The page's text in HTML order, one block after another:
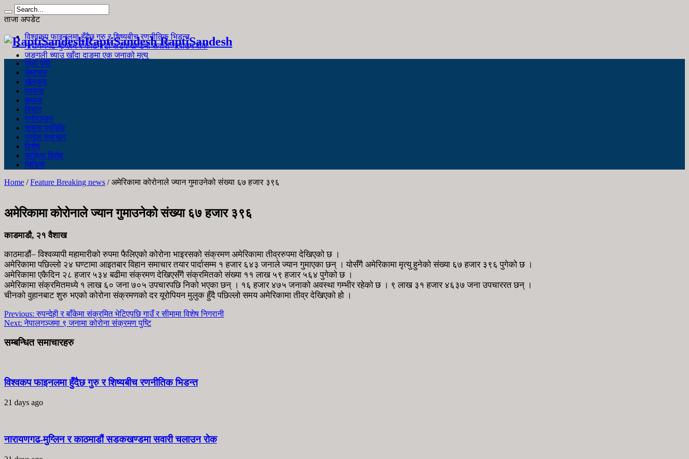
ताजा अपडेट
विश्वकप फाइनलमा हुँदैछ गुरु र शिष्यबीच रणनीतिक भिडन्त
नारायणगढ-मुग्लिन र काठमाडौं सडकखण्डमा सवारी चलाउन रोक
जङ्गली च्याउ खाँदा दाङमा एक जनाको मृत्यु
RaptiSandesh RaptiSandesh
मुख्य पृष्ठ
समाचार
खेलकुद
प्रवास
समाज
विचार
मनोरञ्जन
सूचना प्रविधि
प्रदेश समाचार
विशेष
साहित्य विशेष
भिडियो
Home /Feature Breaking news /अमेरिकामा कोरोनाले ज्यान गुमाउनेको संख्या ६७ हजार ३९६
अमेरिकामा कोरोनाले ज्यान गुमाउनेको संख्या ६७ हजार ३९६
काडमाडाै, २१ वैशाख
काठमाडौं– विश्वव्यापी महामारीको रुपमा फैलिएको कोरोना भाइरसको संक्रमण अमेरिकामा तीव्ररुपमा देखिएको छ ।
अमेरिकामा पछिल्लो २४ घण्टामा आइतबार विहान समाचार तयार पार्दासम्म १ हजार ६४३ जनाले ज्यान गुमाएका छन् । योसँगै अमेरिकामा मृत्यु हुनेको संख्या ६७ हजार ३९६ पुगेको छ ।
अमेरिकामा एकैदिन २८ हजार ५३४ बढीमा संक्रमण देखिएसँगै संक्रमितको संख्या ११ लाख ५९ हजार ५६४ पुगेको छ ।
अमेरिकामा संक्रमितमध्ये १ लाख ६० जना ७०५ उपचारपछि निको भएका छन् । १६ हजार ४७५ जनाको अवस्था गम्भीर रहेको छ । ९ लाख ३१ हजार ४६३७ जना उपचाररत छन् ।
चीनको वुहानबाट शुरु भएको कोरोना संक्रमणको दर यूरोपियन मुलुक हुँदै पछिल्लो समय अमेरिकामा तीव्र देखिएको हो ।
Previous: रुपन्देही र बाँकेमा संक्रमित भेटिएपछि गाउँ र सीमामा विशेष निगरानी
Next: नेपालगञ्जमा ९ जनामा कोरोना संक्रमण पुष्टि
सम्बन्धित समाचारहरु
विश्वकप फाइनलमा हुँदैछ गुरु र शिष्यबीच रणनीतिक भिडन्त
21 days ago
नारायणगढ-मुग्लिन र काठमाडौं सडकखण्डमा सवारी चलाउन रोक